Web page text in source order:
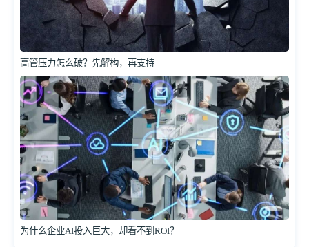
高管压力怎么破？先解构，再支持
为什么企业AI投入巨大，却看不到ROI？